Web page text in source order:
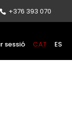
+376 393 070
sessió CAT ES